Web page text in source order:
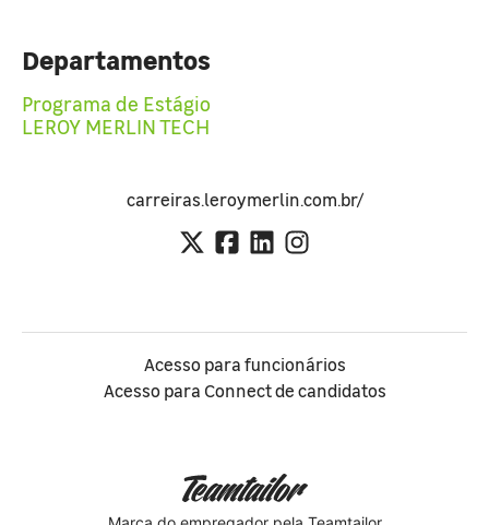
Departamentos
Programa de Estágio
LEROY MERLIN TECH
carreiras.leroymerlin.com.br/
Acesso para funcionários
Acesso para Connect de candidatos